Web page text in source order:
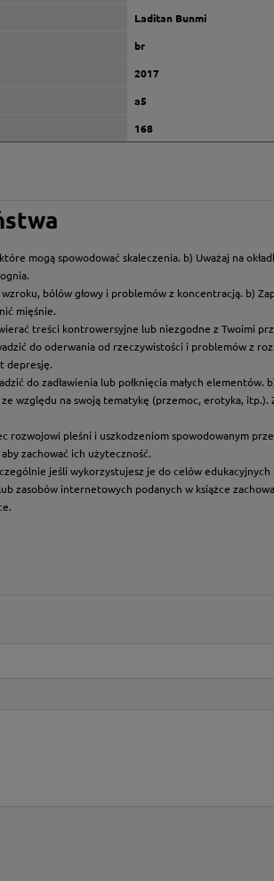
Laditan Bunmi
br
2017
a5
168
mogą spowodować skaleczenia. b) Uważaj na
bólów głowy i problemów z koncentracją. b)
mięśnie.
treści kontrowersyjne lub niezgodne z Twoimi
do oderwania od rzeczywistości i problemów z
depresję.
do zadławienia lub połknięcia małych
względu na swoją tematykę (przemoc, erotyka,
rozwojowi pleśni i uszkodzeniom spowodowanym
zachować ich użyteczność.
jeśli wykorzystujesz je do celów
zasobów internetowych podanych w książce